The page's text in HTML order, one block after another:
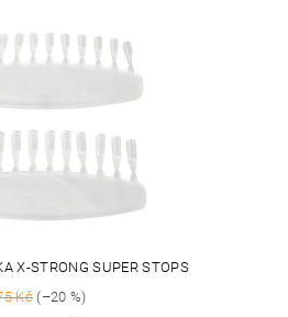
X-STRONG SUPER STOPS
Kč (–20 %)